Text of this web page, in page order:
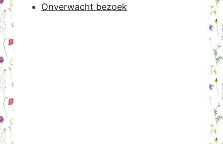
Onverwacht bezoek